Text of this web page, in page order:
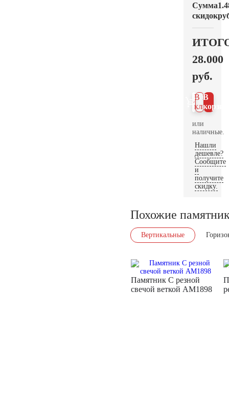
Сумма
скидок
28.000
руб.
В
В 1
клик
или
наличные.
Нашли
дешевле?
Сообщите
и
получите
скидку.
Похожие
Вертикальные
Памятник С резной
свечой веткой AM1898